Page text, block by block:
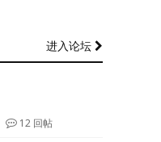
进入论坛
12 回帖